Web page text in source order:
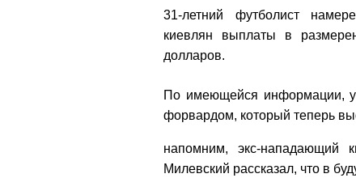
31-летний футболист
киевлян выплаты в
долларов.
По имеющейся информации,
форвардом, который теперь
напомним, экс-нападающий
Милевский рассказал, что в